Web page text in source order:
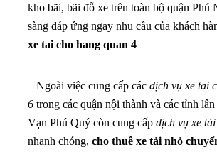
kho bãi, bãi đỗ xe trên toàn bộ quận Phú
sàng đáp ứng ngay nhu cầu của khách
xe tai cho hang quan 4
Ngoài việc cung cấp các dịch vụ xe tai
6 trong các quận nội thành và các tỉnh
Vạn Phú Quý còn cung cấp dịch vụ xe
nhanh chóng, cho thuê xe tải nhỏ